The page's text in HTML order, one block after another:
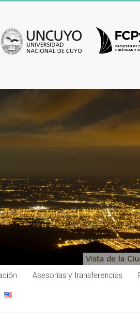
Asesorías y transferencias